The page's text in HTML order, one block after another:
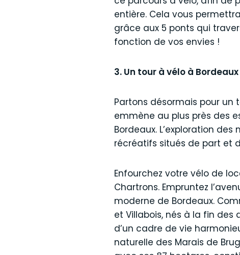
entière. Cela vous
grâce aux 5 ponts qui
fonction de vos envies !
3. Un tour à vélo à Bordeaux
Partons désormais pour un
emmène au plus près des
Bordeaux. L’exploration
récréatifs situés de part et
Enfourchez votre vélo de
Chartrons. Empruntez
moderne de Bordeaux.
et Villabois, nés à la fin des
d’un cadre de vie
naturelle des Marais de